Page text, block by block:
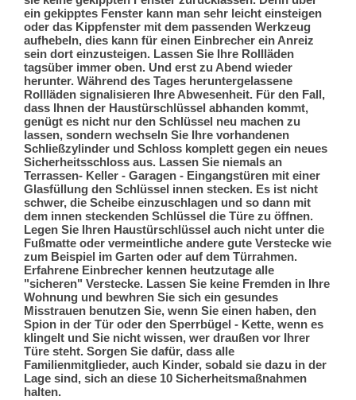
ein gekipptes Fenster kann man sehr leicht einsteigen
oder das Kippfenster mit dem passenden Werkzeug
aufhebeln, dies kann für einen Einbrecher ein Anreiz
sein dort einzusteigen. Lassen Sie Ihre Rollläden
tagsüber immer oben. Und erst zu Abend wieder
herunter. Während des Tages heruntergelassene
Rollläden signalisieren Ihre Abwesenheit. Für den Fall,
dass Ihnen der Haustürschlüssel abhanden kommt,
genügt es nicht nur den Schlüssel neu machen zu
lassen, sondern wechseln Sie Ihre vorhandenen
Schließzylinder und Schloss komplett gegen ein neues
Sicherheitsschloss aus. Lassen Sie niemals an
Terrassen- Keller - Garagen - Eingangstüren mit einer
Glasfüllung den Schlüssel innen stecken. Es ist nicht
schwer, die Scheibe einzuschlagen und so dann mit
dem innen steckenden Schlüssel die Türe zu öffnen.
Legen Sie Ihren Haustürschlüssel auch nicht unter die
Fußmatte oder vermeintliche andere gute Verstecke wie
zum Beispiel im Garten oder auf dem Türrahmen.
Erfahrene Einbrecher kennen heutzutage alle
"sicheren" Verstecke. Lassen Sie keine Fremden in Ihre
Wohnung und bewhren Sie sich ein gesundes
Misstrauen benutzen Sie, wenn Sie einen haben, den
Spion in der Tür oder den Sperrbügel - Kette, wenn es
klingelt und Sie nicht wissen, wer draußen vor Ihrer
Türe steht. Sorgen Sie dafür, dass alle
Familienmitglieder, auch Kinder, sobald sie dazu in der
Lage sind, sich an diese 10 Sicherheitsmaßnahmen
halten.